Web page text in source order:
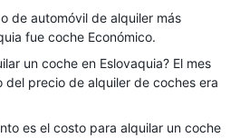
de automóvil de alquiler más
fue coche Económico.
un coche en Eslovaquia? El mes
del precio de alquiler de coches era
es el costo para alquilar un coche